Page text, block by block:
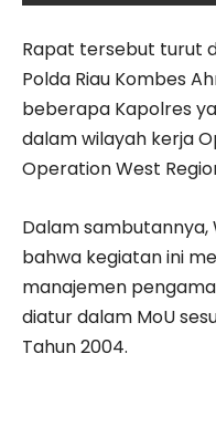
Rapat tersebut turut
Polda Riau Kombes
beberapa Kapolres
dalam wilayah kerja
Operation West
Dalam
bahwa kegiatan ini
manajemen
diatur dalam MoU
Tahun 2004.